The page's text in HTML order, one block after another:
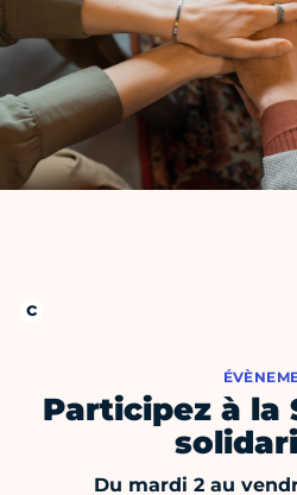
Participez à la
Du mardi 2 au